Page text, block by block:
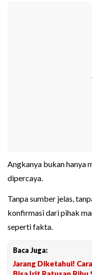
Angkanya bukan hanya
dipercaya.
Tanpa sumber jelas,
konfirmasi dari pihak
seperti fakta.
Baca Juga:
Jarang Diketahui!